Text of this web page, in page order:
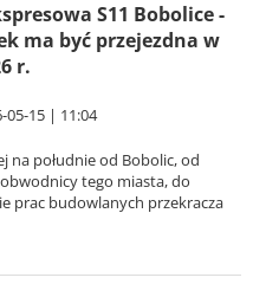
S11 Bobolice -
ma być przejezdna w
r.
05-15 | 11:04
na południe od Bobolic, od
tego miasta, do
prac budowlanych przekracza